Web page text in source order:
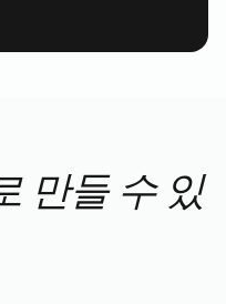
만들 수 있